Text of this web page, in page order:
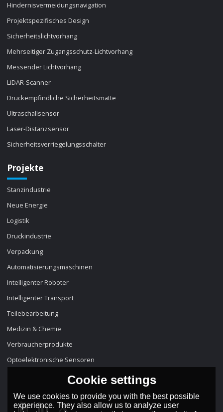
Hindernisvermeidungsnavigation
Projektspezifisches Design
Sicherheitslichtvorhang
Mehrseitiger Zugangsschutz-Lichtvorhang
Messender Lichtvorhang
LiDAR-Scanner
Druckempfindliche Sicherheitsmatte
Ultraschallsensor
Laser-Distanzsensor
Sicherheitsverriegelungsschalter
Projekte
Stanzindustrie
Neue Energie
Logistik
Druckindustrie
Verpackung
Automatisierungsmaschinen
Intelligenter Roboter
Intelligenter Transport
Teilebearbeitung
Medizin & Chemie
Verbraucherprodukte
Optoelektronische Sensoren
Cookie settings
We use cookies to provide you with the best possible
experience. They also allow us to analyze user